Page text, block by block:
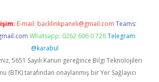
E-mail: backlinkpaneli@gmail.com Teams:
Whatsapp: 0262 606 0 726 Telegram:
@karabul
5651 Sayılı Kanun gereğince Bilgi Teknolojileri
(BTK) tarafından onaylanmış bir Yer Sağlayıcı